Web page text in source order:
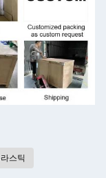
스틱